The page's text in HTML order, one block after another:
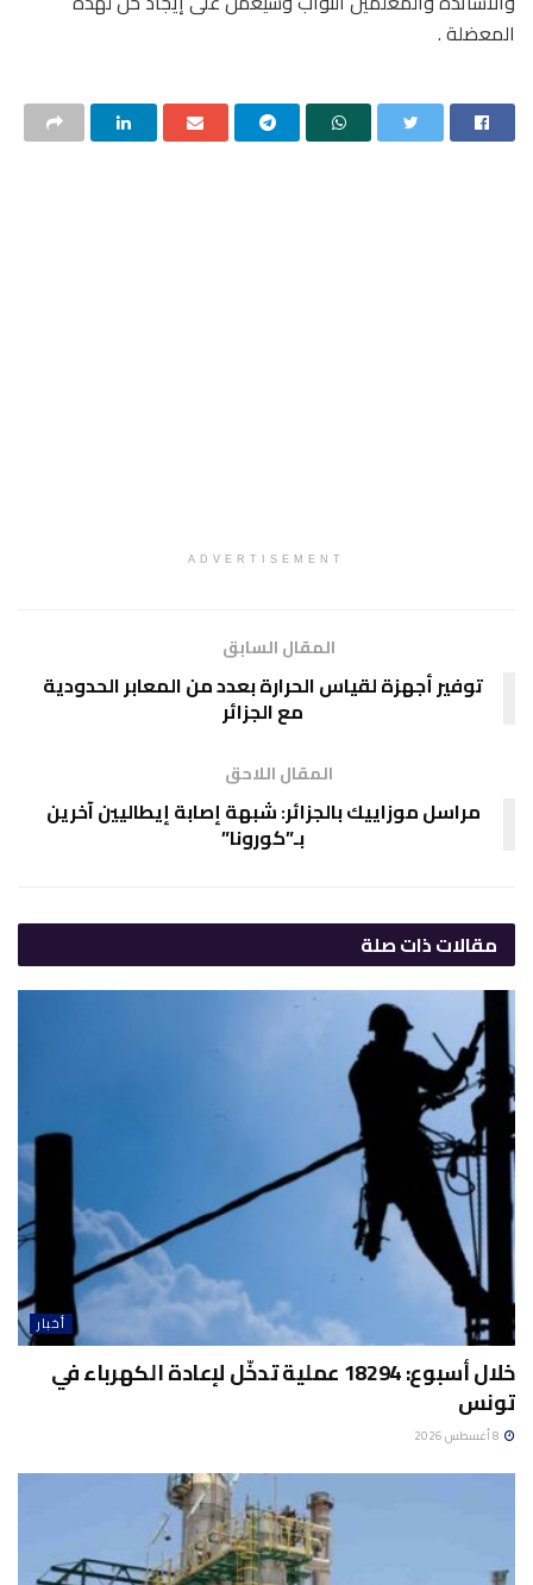
المعضلة .
ADVERTISEMENT
المقال السابق
توفير أجهزة لقياس الحرارة بعدد من المعابر الحدودية
مع الجزائر
المقال اللاحق
مراسل موزاييك بالجزائر: شبهة إصابة إيطاليين آخرين
بـ”كورونا”
مقالاتذات صلة
أخبار
خلال أسبوع: 18294 عملية تدخّل لإعادة الكهرباء في
تونس